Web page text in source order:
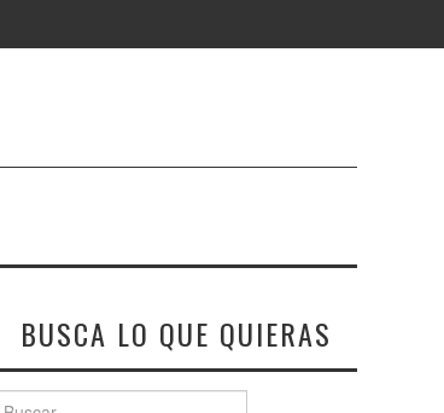
BUSCA LO QUE QUIERAS
Buscar: